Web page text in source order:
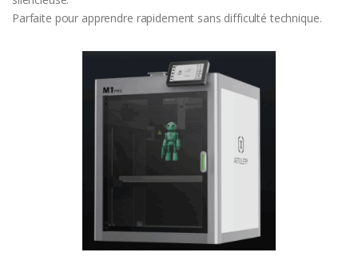
Parfaite pour apprendre rapidement sans difficulté technique.